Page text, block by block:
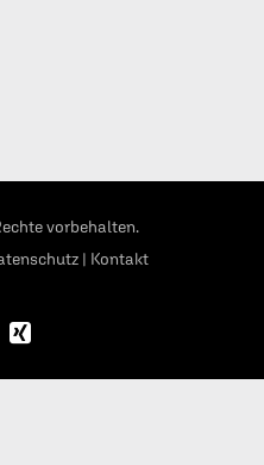
vorbehalten.
| Kontakt
Xing